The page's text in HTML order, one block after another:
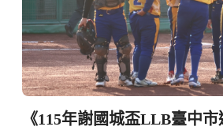
《115年謝國城盃LLB臺中